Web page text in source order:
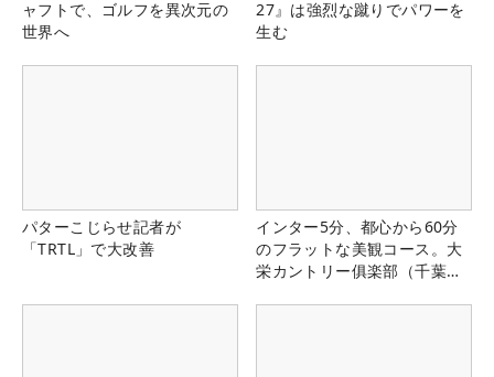
ャフトで、ゴルフを異次元の
世界へ
27』は強烈な蹴りでパワーを
生む
パターこじらせ記者が
「TRTL」で大改善
インター5分、都心から60分
のフラットな美観コース。大
栄カントリー俱楽部（千葉